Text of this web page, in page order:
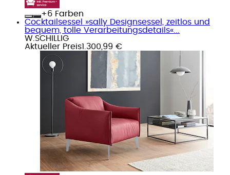
+
Farben
Cocktailsessel »sally Designsessel, zeitlos und
bequem, tolle Verarbeitungsdetails«...
W.SCHILLIG
Aktueller Preis1.300,99 €